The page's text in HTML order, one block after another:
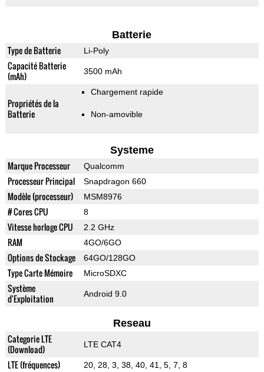
Batterie
Type de Batterie Li-Poly
Capacité Batterie
(mAh)
3500 mAh
Propriétés de la
Batterie
Chargement rapide
Non-amovible
Systeme
Marque Processeur Qualcomm
Processeur Principal Snapdragon 660
Modèle (processeur) MSM8976
# Cores CPU 8
Vitesse horloge CPU 2.2 GHz
RAM 4GO/6GO
Options de Stockage 64GO/128GO
Type Carte Mémoire MicroSDXC
Système
d'Exploitation
Android 9.0
Reseau
Categorie LTE
(Download)
LTE CAT4
LTE (fréquences) 20, 28, 3, 38, 40, 41, 5, 7, 8